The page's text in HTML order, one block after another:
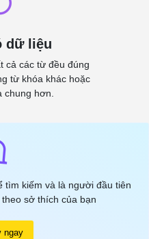
dữ liệu
cả các từ đều đúng
từ khóa khác hoặc
chung hơn.
tìm kiếm và là người đầu tiên
sở thích của bạn
ngay